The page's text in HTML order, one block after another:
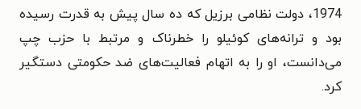
1974، دولت نظامی برزیل که ده سال پیش به قدرت رسیده
بود و ترانه‌های کوئیلو را خطرناک و مرتبط با حزب چپ
می‌دانست، او را به اتهام فعالیت‌های ضد حکومتی دستگیر
کرد.